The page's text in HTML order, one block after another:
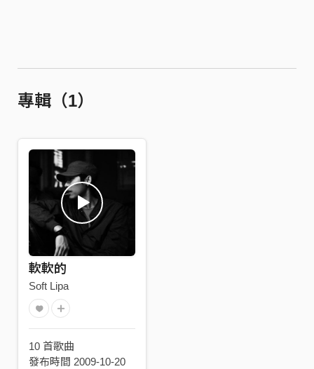
專輯（1）
軟軟的
Soft Lipa
10 首歌曲
發布時間 2009-10-20